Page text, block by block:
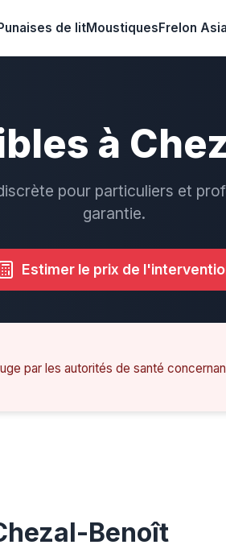
de litMoustiquesFrelon
à
pour particuliers et
garantie.
Estimer le prix de
par les autorités de santé
Benoît